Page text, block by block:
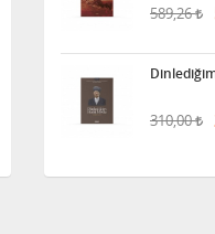
589,26
310,00